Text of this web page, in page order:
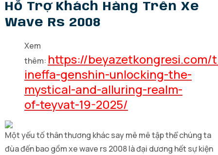
Hỗ Trợ Khách Hàng Trên Xe
Wave Rs 2008
Xem
thêm: https://beyazetkongresi.com/
ineffa-genshin-unlocking-the-
mystical-and-alluring-realm-
of-teyvat-19-2025/
Một yếu tố thân thương khác say mê mê tập thể chúng ta
đùa đến bao gồm xe wave rs 2008 là đại dương hết sự kiện